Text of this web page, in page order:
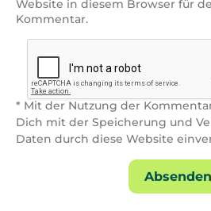
Website in diesem Browser für
Kommentar.
* Mit der Nutzung der
Dich mit der Speicherung und
Daten durch diese Website